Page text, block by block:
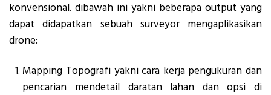
konvensional. dibawah ini yakni beberapa output yang
dapat didapatkan sebuah surveyor mengaplikasikan
drone:
Mapping Topografi yakni cara kerja pengukuran dan
pencarian mendetail daratan lahan dan opsi di